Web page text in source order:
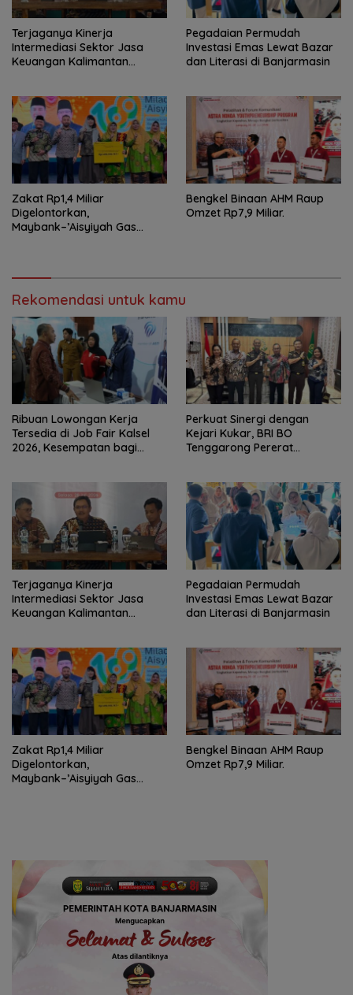
Terjaganya Kinerja
Intermediasi Sektor Jasa
Keuangan Kalimantan
Daerah
Pegadaian Permudah
Investasi Emas Lewat Bazar
dan Literasi di Banjarmasin
Zakat Rp1,4 Miliar
Digelontorkan,
Maybank–’Aisyiyah Gas
Bengkel Binaan AHM Raup
Omzet Rp7,9 Miliar.
Rekomendasi untuk kamu
Ribuan Lowongan Kerja
Tersedia di Job Fair Kalsel
2026, Kesempatan bagi
Perkuat Sinergi dengan
Kejari Kukar, BRI BO
Tenggarong Pererat
Terjaganya Kinerja
Intermediasi Sektor Jasa
Keuangan Kalimantan
Daerah
Pegadaian Permudah
Investasi Emas Lewat Bazar
dan Literasi di Banjarmasin
Zakat Rp1,4 Miliar
Digelontorkan,
Maybank–’Aisyiyah Gas
Bengkel Binaan AHM Raup
Omzet Rp7,9 Miliar.